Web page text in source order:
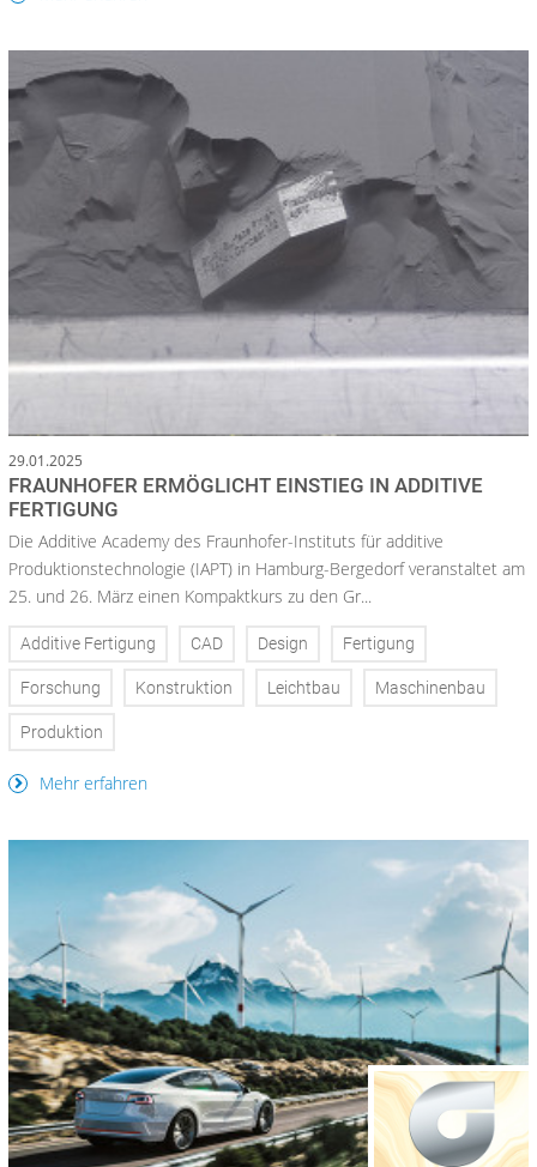
29.01.2025
FRAUNHOFER ERMÖGLICHT EINSTIEG IN ADDITIVE
FERTIGUNG
Die Additive Academy des Fraunhofer-Instituts für additive
Produktionstechnologie (IAPT) in Hamburg-Bergedorf veranstaltet am
25. und 26. März einen Kompaktkurs zu den Gr...
Additive Fertigung CAD Design Fertigung
Forschung Konstruktion Leichtbau Maschinenbau
Produktion
Mehr erfahren